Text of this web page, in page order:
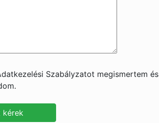
Szabályzatot megismertem és